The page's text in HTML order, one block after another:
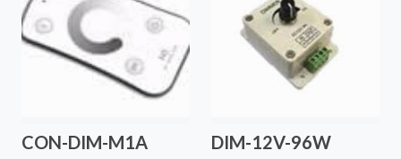
CON-DIM-M1A DIM-12V-96W